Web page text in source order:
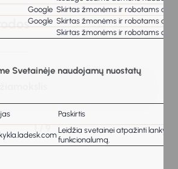
Google Skirtas žmonėms ir robotams
Google Skirtas žmonėms ir robotams
Skirtas žmonėms ir robotams
Svetainėje naudojamų nuostatų
Paskirtis
Leidžia svetainei atpažinti
funkcionalumą.
1 / 9